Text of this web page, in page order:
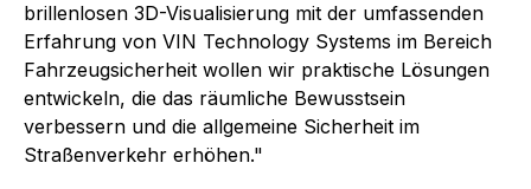
brillenlosen 3D-Visualisierung mit der umfassenden
Erfahrung von VIN Technology Systems im Bereich
Fahrzeugsicherheit wollen wir praktische Lösungen
entwickeln, die das räumliche Bewusstsein
verbessern und die allgemeine Sicherheit im
Straßenverkehr erhöhen."